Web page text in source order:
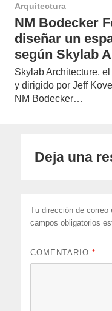
Arquitectura
NM Bodecker
diseñar un
según Skylab
Skylab Architecture,
y dirigido por Jeff
NM Bodecker…
Deja una
Tu dirección de correo
campos obligatorios
COMENTARIO*